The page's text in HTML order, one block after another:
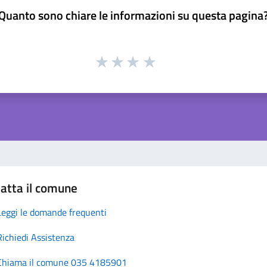
sono chiare le informazioni su questa
il comune
le domande frequenti
Assistenza
il comune 035 4185901